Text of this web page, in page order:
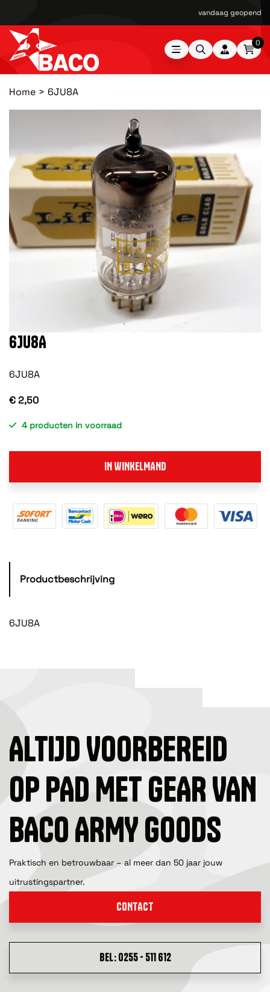
vandaag geopend
0
Home 6JU8A
6JU8A
6JU8A
€ 2,50
4 producten in voorraad
IN WINKELMAND
Productbeschrijving
6JU8A
ALTIJD VOORBEREID
OP PAD MET GEAR VAN
BACO ARMY GOODS
Praktisch en betrouwbaar – al meer dan 50 jaar jouw
uitrustingspartner.
CONTACT
BEL: 0255 - 511 612